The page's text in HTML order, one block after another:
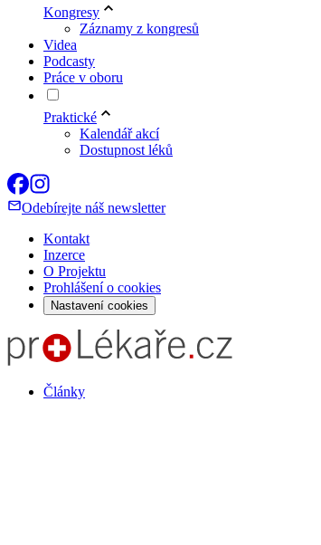
Kongresy
Záznamy z kongresů
Videa
Podcasty
Práce v oboru
Praktické
Kalendář akcí
Dostupnost léků
Odebírejte náš newsletter
Kontakt
Inzerce
O Projektu
Prohlášení o cookies
Nastavení cookies
Články